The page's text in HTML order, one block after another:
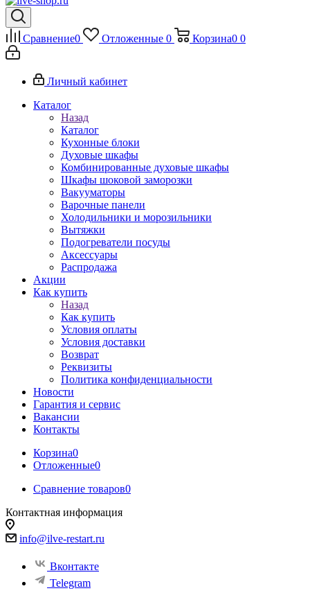
Сравнение0 Отложенные 0 Корзина0 0
Личный кабинет
Каталог
Назад
Каталог
Кухонные блоки
Духовые шкафы
Комбинированные духовые шкафы
Шкафы шоковой заморозки
Вакууматоры
Варочные панели
Холодильники и морозильники
Вытяжки
Подогреватели посуды
Аксессуары
Распродажа
Акции
Как купить
Назад
Как купить
Условия оплаты
Условия доставки
Возврат
Реквизиты
Политика конфиденциальности
Новости
Гарантия и сервис
Вакансии
Контакты
Корзина0
Отложенные0
Сравнение товаров0
Контактная информация
info@ilve-restart.ru
Вконтакте
Telegram